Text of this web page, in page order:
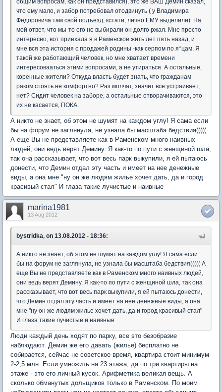
что ему мало, и забор потребовал отодвинуть ( у Владимира
Федоровича там свой подъезд, кстати, лично ЕМУ выделили). На
мой ответ, что мы-то его не выбирали он долго ржал. Мне просто
интересно, вот приехала я в Раменское жить лет пять назад, и
мне вся эта история с продажей родины -как серпом по я*цам. Я
такой же работающий человек, но мне хватает времени
интересовааться этими вопросами, а не утираться. А остальные,
коренные жители? Откуда власть будет знать, что гражданам
раком стоять не комфортно? Раз молчат, значит все устраивает,
нет? Сидит человек на заборе, а остальные отворачиваются, это
их не касается, ПОКА.
А никто не знает, об этом не шумят на каждом углу! Я сама если
бы на форум не заглянула, не узнала бы масштаба бедствия(((((
А еще Вы не представляете как в Раменском много наивных
людей, они ведь верят Демину. Я как-то по пути с женщиной шла,
так она рассказывает, что вот весь парк выкупили, я ей пытаюсь
донести, что Демин отдал эту часть и имеет на нее денежные
виды, а она мне "ну он же людям жилье хочет дать, да и город
красивый стал" И глаза такие лучистые и наивные
marina1981
13 Aug 2012
bystridka, on 13.08.2012 - 18:36:
А никто не знает, об этом не шумят на каждом углу! Я сама если
бы на форум не заглянула, не узнала бы масштаба бедствия((((( А
еще Вы не представляете как в Раменском много наивных людей,
они ведь верят Демину. Я как-то по пути с женщиной шла, так она
рассказывает, что вот весь парк выкупили, я ей пытаюсь донести,
что Демин отдал эту часть и имеет на нее денежные виды, а она
мне "ну он же людям жилье хочет дать, да и город красивый стал"
И глаза такие лучистые и наивные
Люди каждый день ходят по парку, все это безобразие
наблюдают. Демин же его давать (жилье) бесплатно не
собирается, сейчас не советское время, квартира стоит минимум
2-2,5 млн. Если умножить на 23 этажа, да по три квартиры на
этаже - это его личный кусок. Арифметика великая вещь. А
сколько обманутых дольщиков только в Раменском. По моим